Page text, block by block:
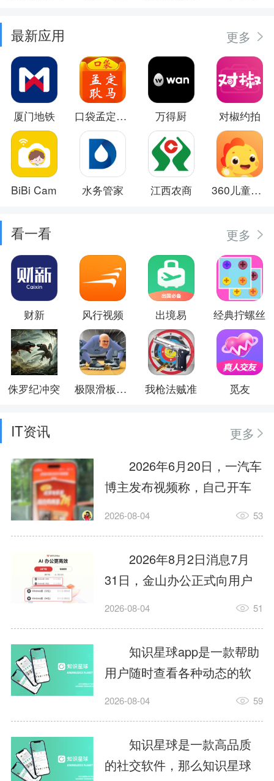
最新应用 更多
厦门地铁 口袋孟定耿马 万得厨 对椒约拍
BiBi Cam 水务管家 江西农商 360儿童卫士
看一看 更多
财新 风行视频 出境易 经典拧螺丝
侏罗纪冲突 极限滑板少年 我枪法贼准 觅友
IT资讯
更多
2026年6月20日，一汽车
博主发布视频称，自己开车
摇广告，页面瞬间跳转到电
商平台，导航界面直接消
失。评论区瞬间被车主们刷
屏，在高速匝道口被弹窗逼
得急刹车，有人刚打开地图
找车位就被跳转广告页面......
这样太危险了啊！安全永远
是第一。导航是驾驶刚需，...
2026-08-04 53
2026年8月2日消息7月
31日，金山办公正式向用户
推送了WPSOffice全新版本，
国内市场占有率领先的办公
软件，WPS此次更新不仅对
存储管理、PDF、表格等基
础组件进行了大幅调优，还
进一步深化了AI应用在日常
办公场景中的融合。业内人
士指出，此次更新直击多项
2026-08-04 51
知识星球app是一款帮助
用户随时查看各种动态的软
件，那么知识星球怎么提
下面就让小编给大家解答下
吧!知识星球怎么提问？1、进
入星球：打开知识星球App，
2026-08-04 59
知识星球是一款高品质
的社交软件，那么知识星球